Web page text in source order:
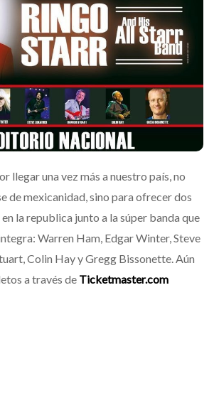
llegar una vez más a nuestro país, no
de mexicanidad, sino para ofrecer dos
la republica junto a la súper banda que
Warren Ham, Edgar Winter, Steve
Colin Hay y Gregg Bissonette. Aún
a través de Ticketmaster.com